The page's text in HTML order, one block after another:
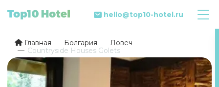
hello@top10-hotel.ru
Главная Болгария
Ловеч
Countryside Houses Golets